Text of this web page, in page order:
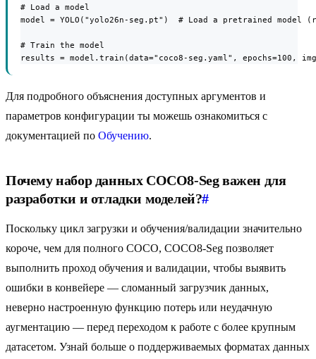
# Load a model
model = YOLO("yolo26n-seg.pt")  # Load a pretrained model
# Train the model
results = model.train(data="coco8-seg.yaml", epochs=100,
Для подробного объяснения доступных аргументов и
параметров конфигурации ты можешь ознакомиться с
документацией по Обучению.
Почему набор данных COCO8-Seg важен для
разработки и отладки моделей?#
Поскольку цикл загрузки и обучения/валидации значительно
короче, чем для полного COCO, COCO8-Seg позволяет
выполнить проход обучения и валидации, чтобы выявить
ошибки в конвейере — сломанный загрузчик данных,
неверно настроенную функцию потерь или неудачную
аугментацию — перед переходом к работе с более крупным
датасетом. Узнай больше о поддерживаемых форматах данных